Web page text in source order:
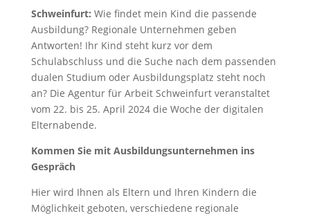
Schweinfurt: Wie findet mein Kind die passende
Ausbildung? Regionale Unternehmen geben
Antworten! Ihr Kind steht kurz vor dem
Schulabschluss und die Suche nach dem passenden
dualen Studium oder Ausbildungsplatz steht noch
an? Die Agentur für Arbeit Schweinfurt veranstaltet
vom 22. bis 25. April 2024 die Woche der digitalen
Elternabende.
Kommen Sie mit Ausbildungsunternehmen ins
Gespräch
Hier wird Ihnen als Eltern und Ihren Kindern die
Möglichkeit geboten, verschiedene regionale